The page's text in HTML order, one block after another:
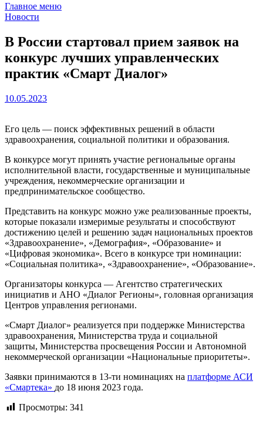
Главное меню
Новости
В России стартовал прием заявок на
конкурс лучших управленческих
практик «Смарт Диалог»
10.05.2023
Его цель — поиск эффективных решений в области
здравоохранения, социальной политики и образования.
В конкурсе могут принять участие региональные органы
исполнительной власти, государственные и муниципальные
учреждения, некоммерческие организации и
предпринимательское сообщество.
Представить на конкурс можно уже реализованные проекты,
которые показали измеримые результаты и способствуют
достижению целей и решению задач национальных проектов
«Здравоохранение», «Демография», «Образование» и
«Цифровая экономика». Всего в конкурсе три номинации:
«Социальная политика», «Здравоохранение», «Образование».
Организаторы конкурса — Агентство стратегических
инициатив и АНО «Диалог Регионы», головная организация
Центров управления регионами.
«Смарт Диалог» реализуется при поддержке Министерства
здравоохранения, Министерства труда и социальной
защиты, Министерства просвещения России и Автономной
некоммерческой организации «Национальные приоритеты».
Заявки принимаются в 13-ти номинациях на платформе АСИ
«Смартека» до 18 июня 2023 года.
Просмотры: 341